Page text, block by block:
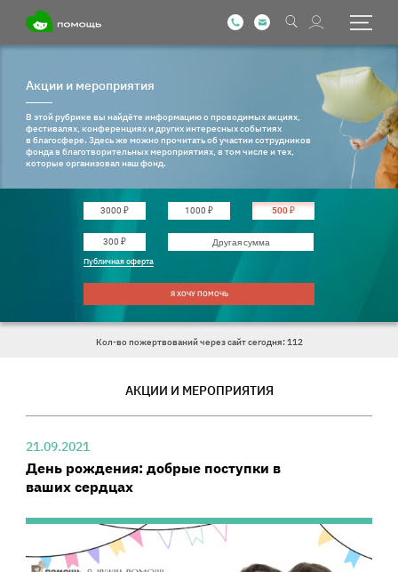
Акции и мероприятия
В этой рубрике вы найдёте информацию о проводимых акциях,
фестивалях, конференциях и других интересных событиях
в благосфере. Здесь же можно прочитать об участии сотрудников
фонда в благотворительных мероприятиях, в том числе и тех,
которые организовал наш фонд.
3000 ₽ 1000 ₽ 500 ₽
300 ₽ Введите другую сумму
Публичная оферта
Я ХОЧУ ПОМОЧЬ
Кол-во пожертвований через сайт сегодня: 112
АКЦИИ И МЕРОПРИЯТИЯ
21.09.2021
День рождения: добрые поступки в
ваших сердцах